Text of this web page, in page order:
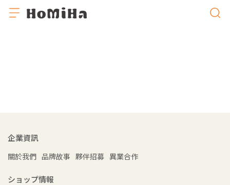
企業資訊
關於我們 品牌故事 夥伴招募 異業合作
ショップ情報